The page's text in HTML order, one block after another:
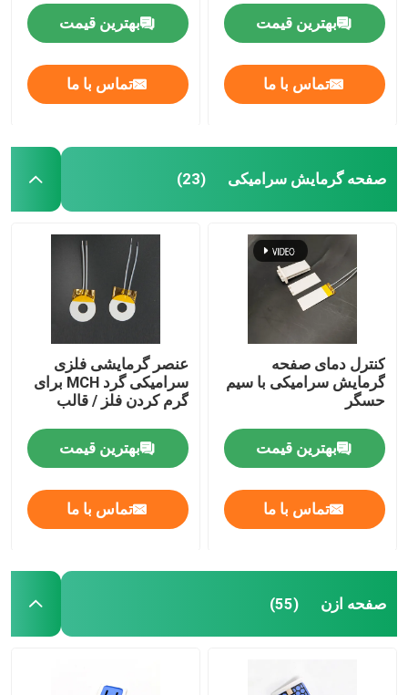
بهترین قیمت
تماس با ما
بهترین قیمت
تماس با ما
صفحه گرمایش سرامیکی (23)
کنترل دمای صفحه
گرمایش سرامیکی با سیم
حسگر
بهترین قیمت
تماس با ما
عنصر گرمایشی فلزی
سرامیکی گرد MCH برای
گرم کردن فلز / قالب
بهترین قیمت
تماس با ما
صفحه ازن (55)